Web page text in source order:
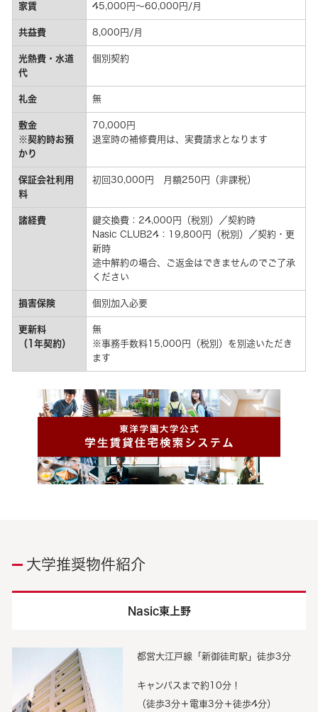
家賃 45,000円～60,000円/月
共益費 8,000円/月
光熱費・水道
代
個別契約
礼金 無
敷金
※契約時お預
かり
70,000円
退室時の補修費用は、実費請求となります
保証会社利用
料
初回30,000円 月額250円（非課税）
諸経費
鍵交換費：24,000円（税別）／契約時
Nasic CLUB24：19,800円（税別）／契約・更
新時
途中解約の場合、ご返金はできませんのでご了承
ください
損害保険 個別加入必要
更新料
（1年契約）
無
※事務手数料15,000円（税別）を別途いただき
ます
大学推奨物件紹介
Nasic東上野
都営大江戸線「新御徒町駅」徒歩3分
キャンパスまで約10分！
（徒歩3分＋電車3分＋徒歩4分）